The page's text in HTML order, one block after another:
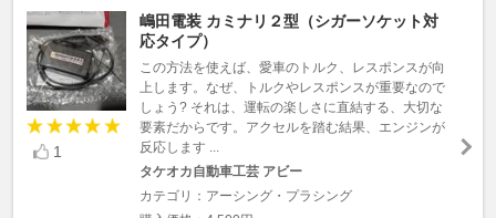
1
嶋田電装 カミナリ２型（シガーソケット対
応タイプ）
この方法を使えば、愛車のトルク、レスポンスが向
上します。なぜ、トルクやレスポンスが重要なので
しょう? それは、運転の楽しさに直結する、大切な
要素だからです。アクセルを踏む結果、エンジンが
反応します ...
タケオカ自動車工芸 アビー
カテゴリ：アーシング・プラシング